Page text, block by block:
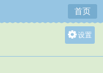
首页
设置